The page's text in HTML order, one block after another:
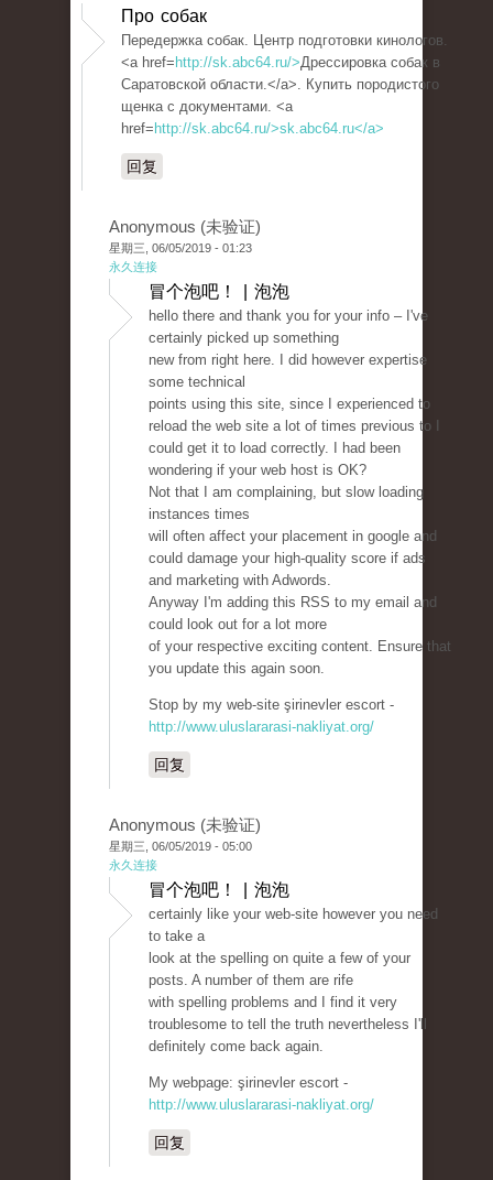
Про собак
Передержка собак. Центр подготовки кинологов.
<a href= http://sk.abc64.ru/>Дрессировка собак в
Саратовской области.</a>. Купить породистого
щенка с документами. <a
href= http://sk.abc64.ru/>sk.abc64.ru</a>
回复
Anonymous (未验证)
星期三, 06/05/2019 - 01:23
永久连接
冒个泡吧！ | 泡泡
hello there and thank you for your info – I've
certainly picked up something
new from right here. I did however expertise
some technical
points using this site, since I experienced to
reload the web site a lot of times previous to I
could get it to load correctly. I had been
wondering if your web host is OK?
Not that I am complaining, but slow loading
instances times
will often affect your placement in google and
could damage your high-quality score if ads
and marketing with Adwords.
Anyway I'm adding this RSS to my email and
could look out for a lot more
of your respective exciting content. Ensure that
you update this again soon.
Stop by my web-site şirinevler escort -
http://www.uluslararasi-nakliyat.org/
回复
Anonymous (未验证)
星期三, 06/05/2019 - 05:00
永久连接
冒个泡吧！ | 泡泡
certainly like your web-site however you need
to take a
look at the spelling on quite a few of your
posts. A number of them are rife
with spelling problems and I find it very
troublesome to tell the truth nevertheless I'll
definitely come back again.
My webpage: şirinevler escort -
http://www.uluslararasi-nakliyat.org/
回复